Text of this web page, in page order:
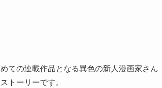
ての連載作品となる異色の新人漫画家さん
トーリーです。